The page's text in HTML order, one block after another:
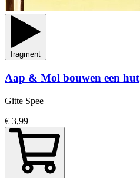
fragment
Aap & Mol bouwen een hut
Gitte Spee
€ 3,99